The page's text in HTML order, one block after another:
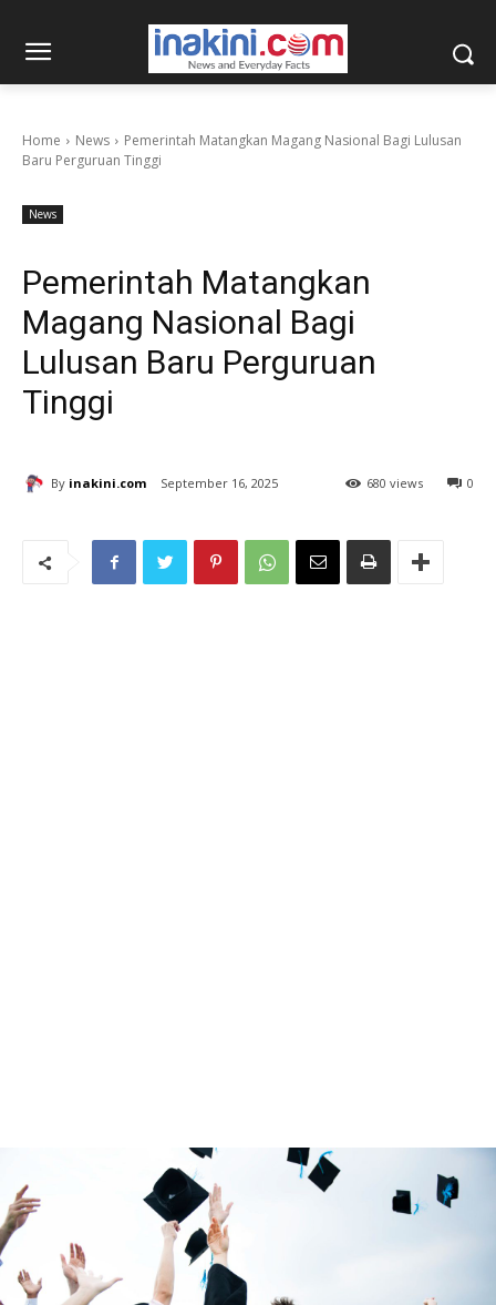
Home News
Pemerintah Matangkan Magang Nasional Bagi Lulusan
Baru Perguruan Tinggi
News
Pemerintah Matangkan
Magang Nasional Bagi
Lulusan Baru Perguruan
Tinggi
By inakini.com September 16, 2025 0
680 views